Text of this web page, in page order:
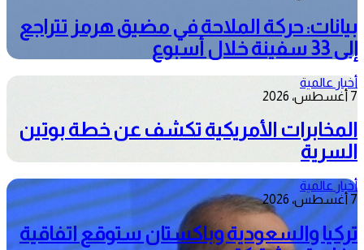
بيانات: حركة الملاحة في مضيق هرمز تتراجع
إلى 33 سفينة خلال أسبوع
أخبار عالمية
7 أغسطس، 2026
المخابرات الأمريكية تكشف عن خطة بوتين
السرية
أخبار عالمية
7 أغسطس، 2026
تركيا والسعودية وباكستان ستوقع اتفاقية